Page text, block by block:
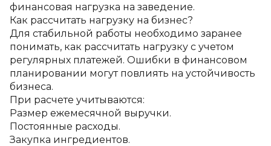
финансовая нагрузка на заведение.
Как рассчитать нагрузку на бизнес?
Для стабильной работы необходимо заранее
понимать, как рассчитать нагрузку с учетом
регулярных платежей. Ошибки в финансовом
планировании могут повлиять на устойчивость
бизнеса.
При расчете учитываются:
Размер ежемесячной выручки.
Постоянные расходы.
Закупка ингредиентов.